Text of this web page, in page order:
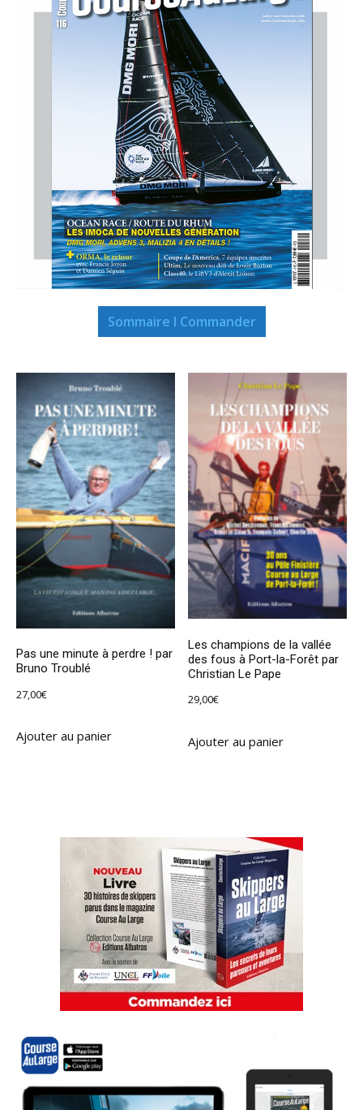
Sommaire I Commander
Pas une minute à perdre ! par
Bruno Troublé
27,00€
Ajouter au panier
Les champions de la vallée
des fous à Port-la-Forêt par
Christian Le Pape
29,00€
Ajouter au panier